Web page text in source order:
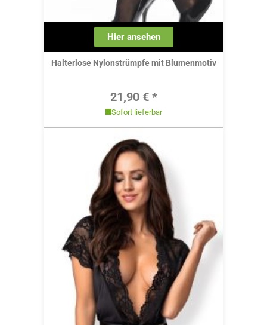
Hier ansehen
Halterlose Nylonstrümpfe mit Blumenmotiv
Regulärer Preis:
21,90 € *
Sofort lieferbar